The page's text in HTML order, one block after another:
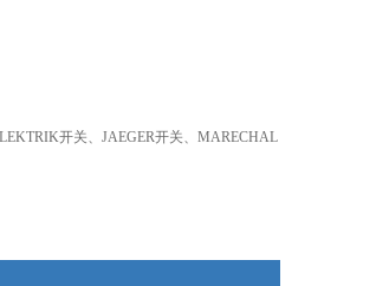
开关、JAEGER开关、MARECHAL